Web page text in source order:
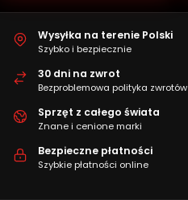
Wysyłka na terenie Polski
Szybko i bezpiecznie
30 dni na zwrot
Bezproblemowa polityka zwrotów
Sprzęt z całego świata
Znane i cenione marki
Bezpieczne płatności
Szybkie płatności online